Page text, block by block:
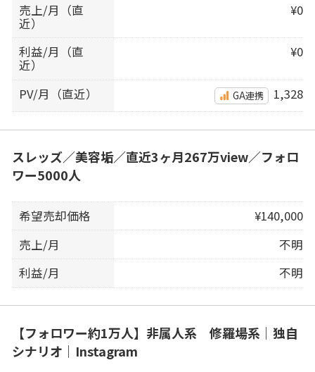
売上/月（直
近）
¥0
利益/月（直
近）
¥0
PV/月（直近） GA連携 1,328
スレッズ／美容垢／直近3ヶ月267万view／フォロ
ワー5000人
希望売却価格
¥140,000
売上/月
不明
利益/月
不明
【フォロワー約1万人】非属人系 修羅場系｜独自
シナリオ｜Instagram